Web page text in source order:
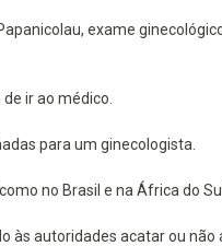
exame
ir ao médico.
para um ginecologista.
no Brasil e na África do Sul.
às autoridades acatar ou